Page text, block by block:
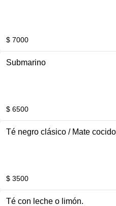
$ 7000
Submarino
$ 6500
Té negro clásico / Mate cocido
$ 3500
Té con leche o limón.